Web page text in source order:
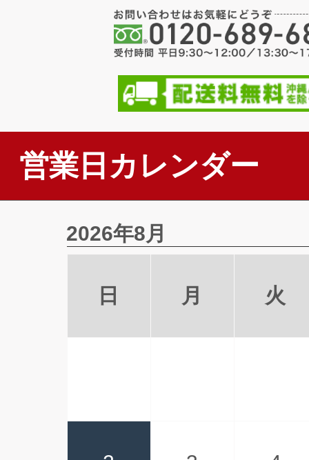
営業日カレンダー
2026年8月
日 月 火